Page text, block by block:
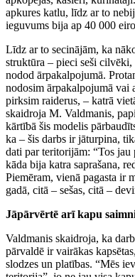
apkures katlu, līdz ar to
ieguvums bija ap 40 000
Līdz ar to secinājām, ka
struktūra – pieci seši
nodod ārpakalpojumā.
nodosim ārpakalpojumā vai
pirksim raiderus, – katrā
skaidroja M. Valdmanis,
kārtībā šis modelis
ka – šis darbs ir jāturpina,
dati par teritorijām: “Tos
kāda bija katra saprašana,
Piemēram, vienā pagasta ir
gadā, citā – sešas, citā –
Jāpārvērtē arī kapu
Valdmanis skaidroja, ka
pārvaldē ir vairākas
slodzes un platības. “Mēs